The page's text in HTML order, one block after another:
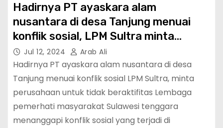
Hadirnya PT ayaskara alam
nusantara di desa Tanjung menuai
konflik sosial, LPM Sultra minta
perusahaan untuk tidak beraktifitas
Jul 12, 2024 Arab Ali
Hadirnya PT ayaskara alam nusantara di desa
Tanjung menuai konflik sosial LPM Sultra, minta
perusahaan untuk tidak beraktifitas Lembaga
pemerhati masyarakat Sulawesi tenggara
menanggapi konflik sosial yang terjadi di